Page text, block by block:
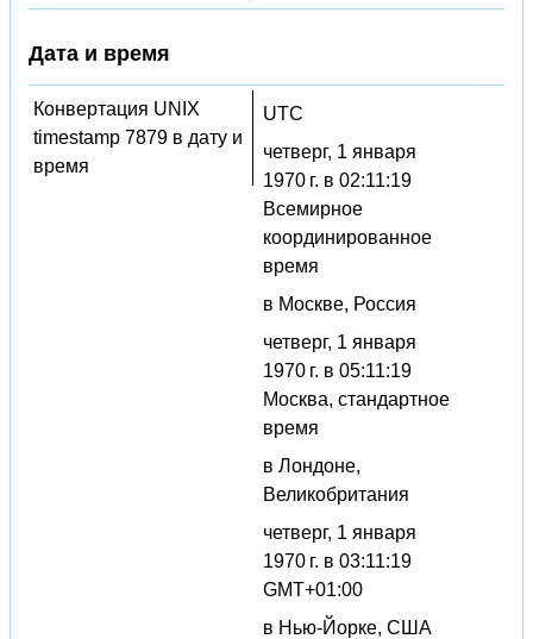
Дата и время
Конвертация UNIX
timestamp 7879 в дату и
время
UTC
четверг, 1 января
1970 г. в 02:11:19
Всемирное
координированное
время
в Москве, Россия
четверг, 1 января
1970 г. в 05:11:19
Москва, стандартное
время
в Лондоне,
Великобритания
четверг, 1 января
1970 г. в 03:11:19
GMT+01:00
в Нью-Йорке, США